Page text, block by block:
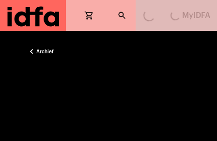
Loading...Loading...
MyIDFA
Archief